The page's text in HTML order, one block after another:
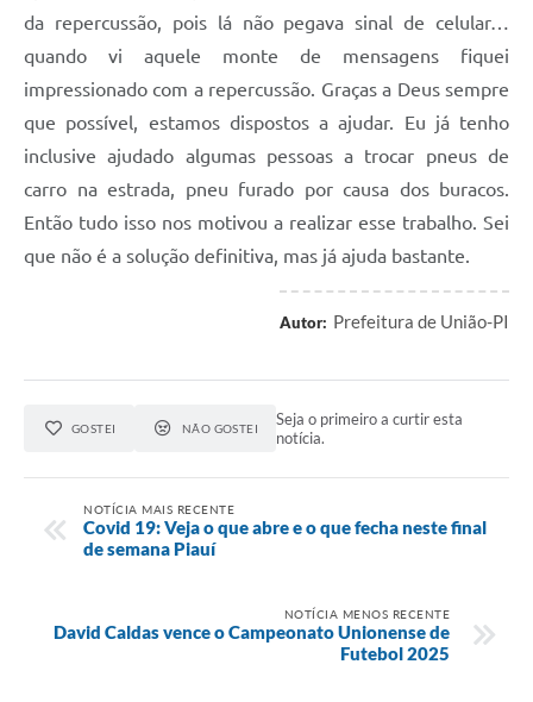
da repercussão, pois lá não pegava sinal de celular…
quando vi aquele monte de mensagens fiquei
impressionado com a repercussão. Graças a Deus sempre
que possível, estamos dispostos a ajudar. Eu já tenho
inclusive ajudado algumas pessoas a trocar pneus de
carro na estrada, pneu furado por causa dos buracos.
Então tudo isso nos motivou a realizar esse trabalho. Sei
que não é a solução definitiva, mas já ajuda bastante.
Autor: Prefeitura de União-PI
GOSTEI NÃO GOSTEI
Seja o primeiro a curtir esta
notícia.
NOTÍCIA MAIS RECENTE
Covid 19: Veja o que abre e o que fecha neste final
de semana Piauí
NOTÍCIA MENOS RECENTE
David Caldas vence o Campeonato Unionense de
Futebol 2025